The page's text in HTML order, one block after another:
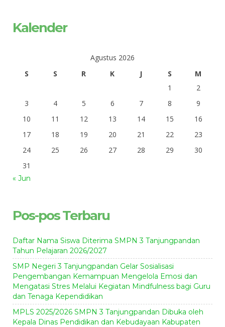
Kalender
Agustus 2026
S
S R K J S
M
1
2
3
4 5 6 7 8
9
10
11 12 13 14 15
16
17
18 19 20 21 22
23
24
25 26 27 28 29
30
31
« Jun
Pos-pos Terbaru
Daftar Nama Siswa Diterima SMPN 3 Tanjungpandan
Tahun Pelajaran 2026/2027
SMP Negeri 3 Tanjungpandan Gelar Sosialisasi
Pengembangan Kemampuan Mengelola Emosi dan
Mengatasi Stres Melalui Kegiatan Mindfulness bagi Guru
dan Tenaga Kependidikan
MPLS 2025/2026 SMPN 3 Tanjungpandan Dibuka oleh
Kepala Dinas Pendidikan dan Kebudayaan Kabupaten